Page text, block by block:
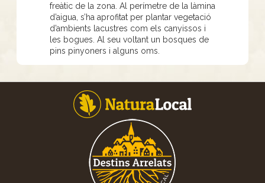
freàtic de la zona. Al perímetre de la làmina
d’aigua, s’ha aprofitat per plantar vegetació
d’ambients lacustres com els canyissos i
les bogues. Al seu voltant un bosques de
pins pinyoners i alguns oms.